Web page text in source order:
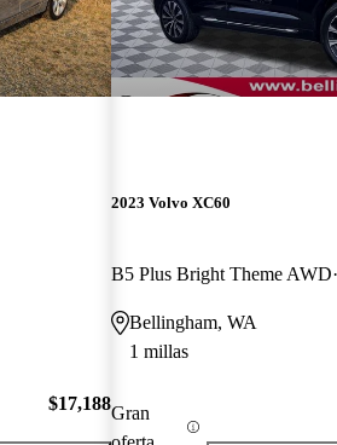
$17,188
2023 Volvo XC60
B5 Plus Bright Theme AWD
Bellingham, WA
1 millas
Gran